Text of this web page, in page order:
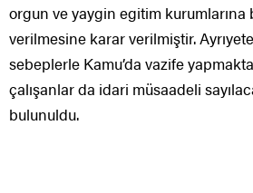
orgun ve yaygin egitim kurumlarına
verilmesine karar verilmiştir.
sebeplerle Kamu’da vazife
çalışanlar da idari müsaadeli
bulunuldu.